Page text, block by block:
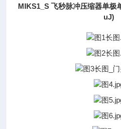
MIKS1_S 飞秒脉冲压缩器单极
uJ)